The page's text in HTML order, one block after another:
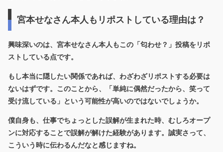
宮本せなさん本人もリポストしている理由は？
興味深いのは、 宮本せなさん本人もこの「匂わせ？」投稿をリポ
ストしている点です。
もし本当に隠したい関係であれば、わざわざリポストする必要は
ないはずです。このことから、「単純に偶然だったから、笑って
受け流している」という可能性が高いのではないでしょうか。
僕自身も、仕事でちょっとした誤解が生まれた時、むしろオープ
ンに対応することで誤解が解けた経験があります。誠実さって、
こういう時に伝わるんだなと感じますね。